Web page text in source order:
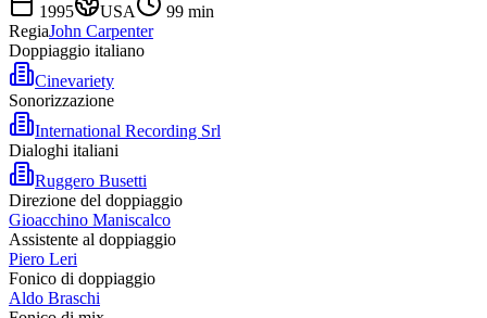
1995
USA 99 min
RegiaJohn Carpenter
Doppiaggio italiano
Cinevariety
Sonorizzazione
International Recording Srl
Dialoghi italiani
Ruggero Busetti
Direzione del doppiaggio
Gioacchino Maniscalco
Assistente al doppiaggio
Piero Leri
Fonico di doppiaggio
Aldo Braschi